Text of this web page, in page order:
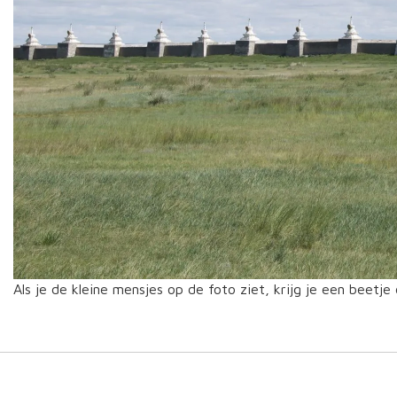
Als je de kleine mensjes op de foto ziet, krijg je een beetje